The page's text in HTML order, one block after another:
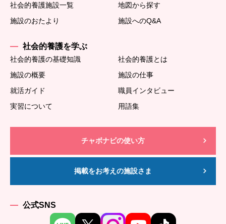
社会的養護施設一覧
地図から探す
施設のおたより
施設へのQ&A
社会的養護を学ぶ
社会的養護の基礎知識
社会的養護とは
施設の概要
施設の仕事
就活ガイド
職員インタビュー
実習について
用語集
チャボナビの使い方
掲載をお考えの施設さま
公式SNS